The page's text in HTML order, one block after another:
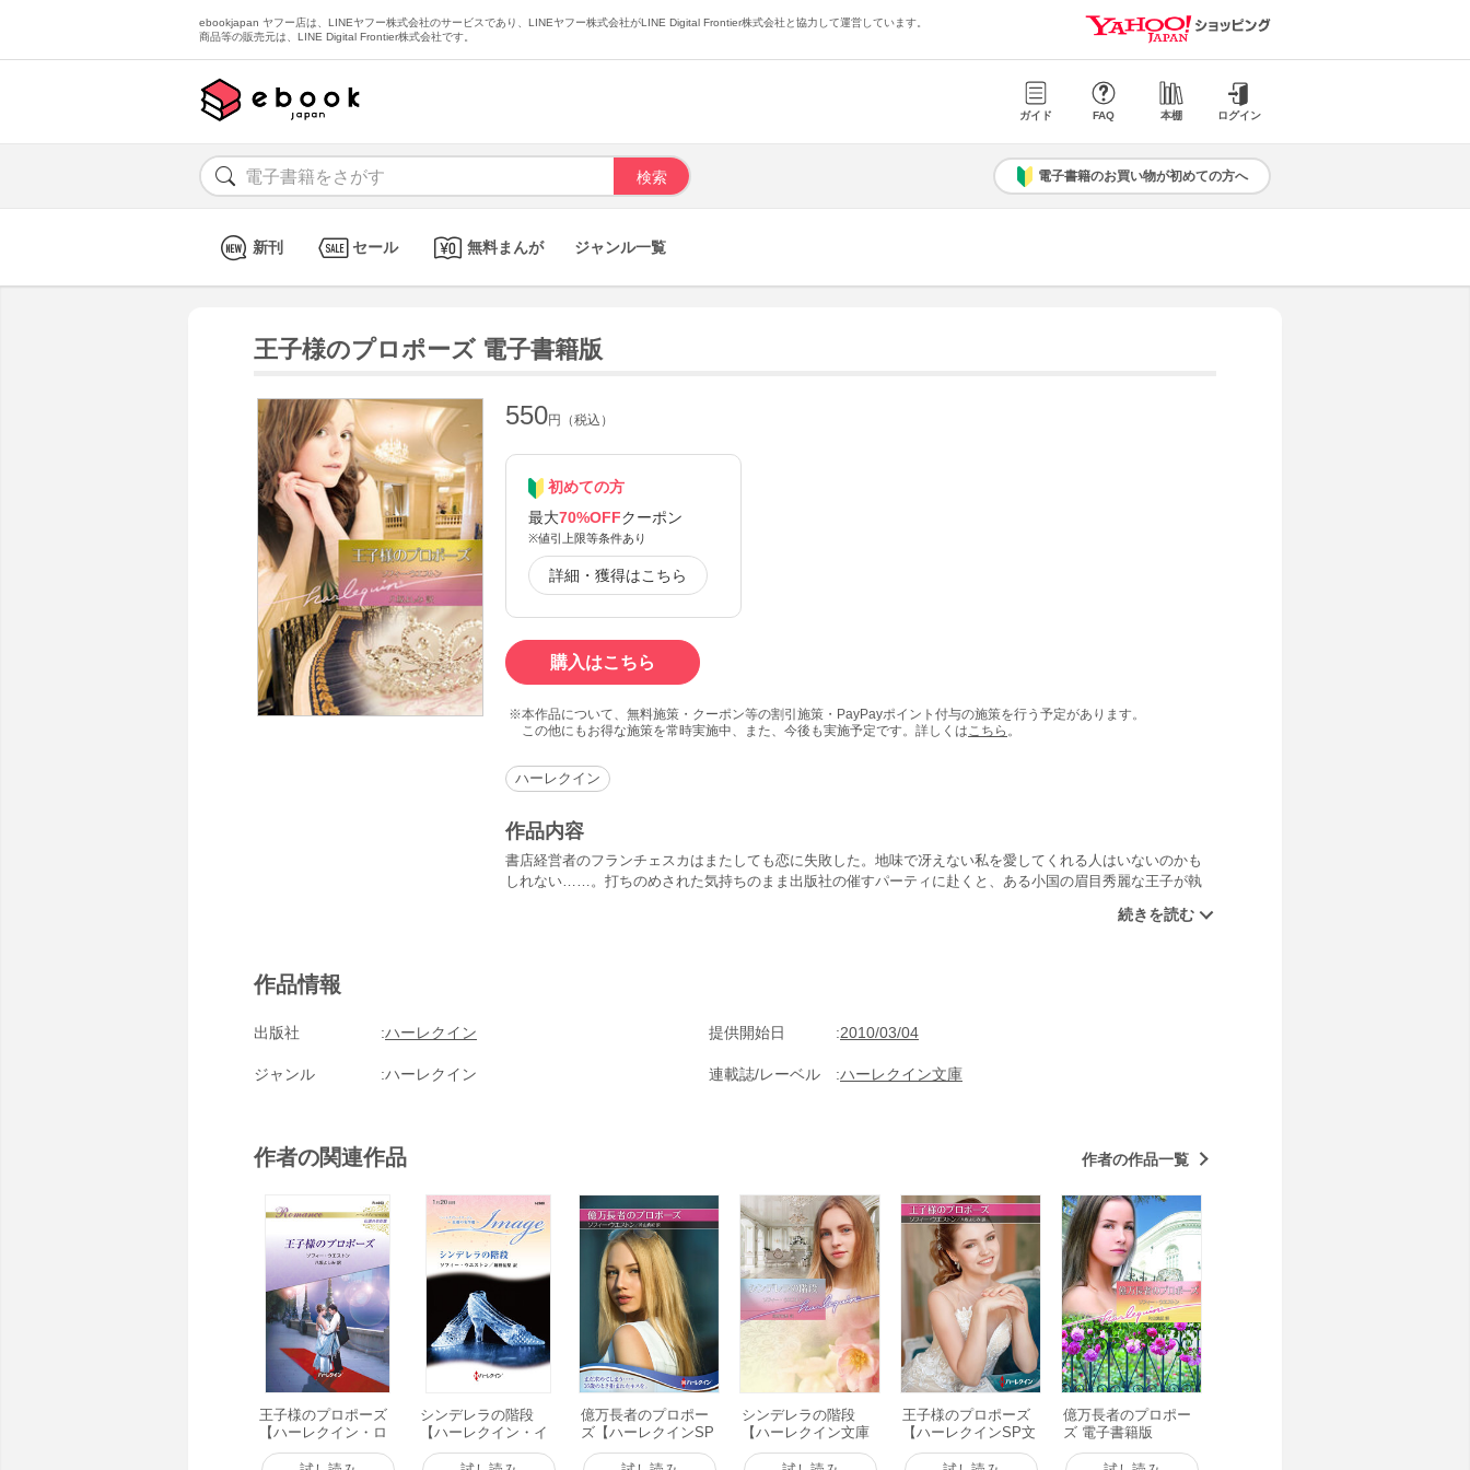
ebookjapan ヤフー店は、LINEヤフー株式会社のサービスであり、LINEヤフー株式会社がLINE Digital Frontier株式会社と協力して運営しています。
商品等の販売元は、LINE Digital Frontier株式会社です。
ガイド FAQ 本棚 ログイン
電子書籍のお買い物が初めての方へ
新刊 セール 無料まんが ジャンル一覧
王子様のプロポーズ 電子書籍版
550円（税込）
初めての方
最大70%OFFクーポン
※値引上限等条件あり
詳細・獲得はこちら
購入はこちら
本作品について、無料施策・クーポン等の割引施策・PayPayポイント付与の施策を行う予定があります。
この他にもお得な施策を常時実施中、また、今後も実施予定です。詳しくは こちら 。
ハーレクイン
作品内容
書店経営者のフランチェスカはまたしても恋に失敗した。地味で冴えない私を愛してくれる人はいないのかも
しれない……。打ちのめされた気持ちのまま出版社の催すパーティに赴くと、ある小国の眉目秀麗な王子が執
で、王子が称号を振りかざしていることに我慢できないと力説したフランチェスカに、男は興味を引かれたよ
作品情報
出版社 ハーレクイン 提供開始日 2010/03/04
ジャンル ハーレクイン 連載誌/レーベル ハーレクイン文庫
作者の関連作品 作者の作品一覧
王子様のプロポーズ
【ハーレクイン・ロ
マンス版】 電子書籍
シンデレラの階段
【ハーレクイン・イ
マージュ版】 電子書
億万長者のプロポー
ズ【ハーレクインSP
文庫版】 電子書籍版
シンデレラの階段
【ハーレクイン文庫
版】 電子書籍版
王子様のプロポーズ
【ハーレクインSP文
庫版】 電子書籍版
億万長者のプロポー
ズ 電子書籍版